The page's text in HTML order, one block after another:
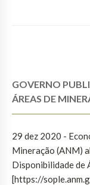
GOVERNO
ÁREAS DE
29 dez 2020 -
Mineração (ANM)
Disponibilidade de
[https://